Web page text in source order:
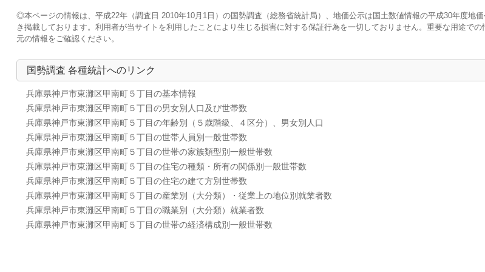
◎本ページの情報は、平成22年（調査日 2010年10月1日）の国勢調査（総務省統計局）、地価公示は国土数値情報の平成30年度地
き掲載しております。利用者が当サイトを利用したことにより生じる損害に対する保証行為を一切しておりません。重要な用途で
元の情報をご確認ください。
国勢調査 各種統計へのリンク
兵庫県神戸市東灘区甲南町５丁目の基本情報
兵庫県神戸市東灘区甲南町５丁目の男女別人口及び世帯数
兵庫県神戸市東灘区甲南町５丁目の年齢別（５歳階級、４区分）、男女別人口
兵庫県神戸市東灘区甲南町５丁目の世帯人員別一般世帯数
兵庫県神戸市東灘区甲南町５丁目の世帯の家族類型別一般世帯数
兵庫県神戸市東灘区甲南町５丁目の住宅の種類・所有の関係別一般世帯数
兵庫県神戸市東灘区甲南町５丁目の住宅の建て方別世帯数
兵庫県神戸市東灘区甲南町５丁目の産業別（大分類）・従業上の地位別就業者数
兵庫県神戸市東灘区甲南町５丁目の職業別（大分類）就業者数
兵庫県神戸市東灘区甲南町５丁目の世帯の経済構成別一般世帯数